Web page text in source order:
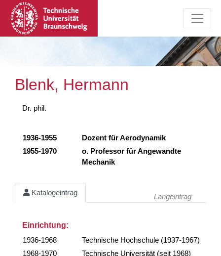
Blenk, Hermann
Dr. phil.
1936-1955
Dozent für Aerodynamik
1955-1970
o. Professor für Angewandte
Mechanik
Katalogeintrag Langeintrag
Einrichtung:
1936-1968
Technische Hochschule (1937-1967)
1968-1970
Technische Universität (seit 1968)